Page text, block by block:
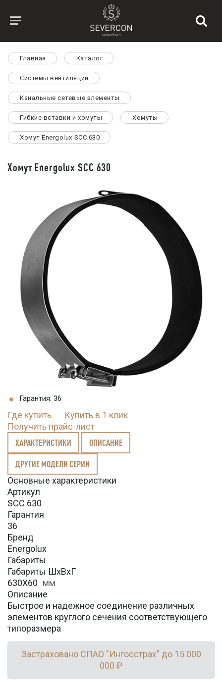
Главная Каталог
Системы вентиляции
Канальные сетевые элементы
Гибкие вставки и хомуты Хомуты
Хомут Energolux SCC 630
Хомут Energolux SCC 630
Гарантия: 36
Где купить
Купить в 1 клик
Получить прайс-лист
ХАРАКТЕРИСТИКИ ОПИСАНИЕ
ДРУГИЕ МОДЕЛИ СЕРИИ
Основные характеристики
Артикул
SCC 630
Гарантия
36
Бренд
Energolux
Габариты
Габариты ШхВхГ
630X60 мм
Описание
Быстрое и надежное соединение различных
элементов круглого сечения соответствующего
типоразмера
Застраховано СПАО "Ингосстрах" до 15 000
000 ₽